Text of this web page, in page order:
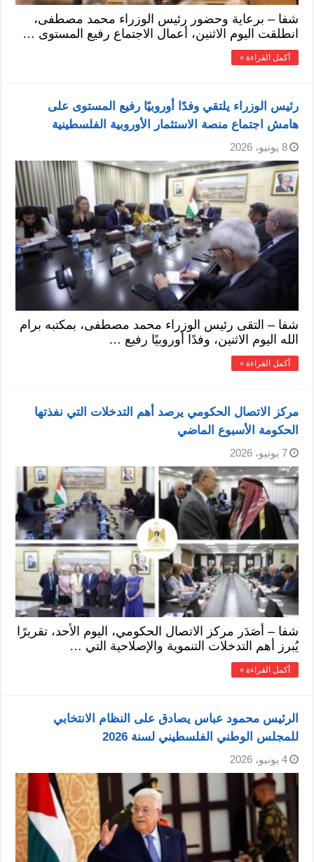
شفا – برعاية وحضور رئيس الوزراء محمد مصطفى،
انطلقت اليوم الاثنين، أعمال الاجتماع رفيع المستوى …
أكمل القراءة »
رئيس الوزراء يلتقي وفدًا أوروبيًا رفيع المستوى على
هامش اجتماع منصة الاستثمار الأوروبية الفلسطينية
8 يونيو، 2026
شفا – التقى رئيس الوزراء محمد مصطفى، بمكتبه برام
الله اليوم الاثنين، وفدًا أوروبيًا رفيع …
أكمل القراءة »
مركز الاتصال الحكومي يرصد أهم التدخلات التي نفذتها
الحكومة الأسبوع الماضي
7 يونيو، 2026
شفا – أصَدَر مركز الاتصال الحكومي، اليوم الأحد، تقريرًا
يُبرز أهم التدخلات التنموية والإصلاحية التي …
أكمل القراءة »
الرئيس محمود عباس يصادق على النظام الانتخابي
للمجلس الوطني الفلسطيني لسنة 2026
4 يونيو، 2026